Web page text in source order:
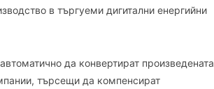
в търгуеми дигитални енергийни
да конвертират произведената
търсещи да компенсират